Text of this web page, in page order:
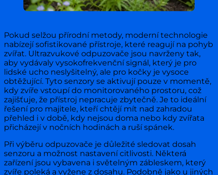
Pokud selžou přírodní metody, moderní technologie
nabízejí sofistikované přístroje, které reagují na pohyb
zvířat. Ultrazvukové odpuzovače jsou navrženy tak,
aby vydávaly vysokofrekvenční signál, který je pro
lidské ucho neslyšitelný, ale pro kočky je vysoce
obtěžující. Tyto senzory se aktivují pouze v momentě,
kdy zvíře vstoupí do monitorovaného prostoru, což
zajišťuje, že přístroj nepracuje zbytečně. Je to ideální
řešení pro majitele, kteří chtějí mít nad zahradou
přehled i v době, kdy nejsou doma nebo kdy zvířata
přicházejí v nočních hodinách a ruší spánek.
Při výběru odpuzovače je důležité sledovat dosah
senzoru a možnost nastavení citlivosti. Některá
zařízení jsou vybavena i světelným zábleskem, který
zvíře poleká a vyžene z dosahu. Podobně jako u jiných